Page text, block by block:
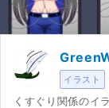
イラスト
くすぐり関係のイ